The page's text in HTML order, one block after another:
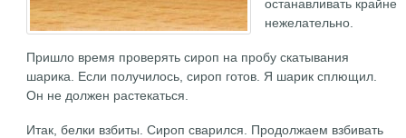
останавливать крайне
нежелательно.
Пришло время проверять сироп на пробу скатывания
шарика. Если получилось, сироп готов. Я шарик сплющил.
Он не должен растекаться.
Итак, белки взбиты. Сироп сварился. Продолжаем взбивать